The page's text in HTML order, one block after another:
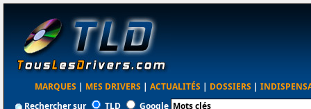
MARQUES | MES DRIVERS | ACTUALITÉS | DOSSIERS |
Rechercher sur
TLD Google